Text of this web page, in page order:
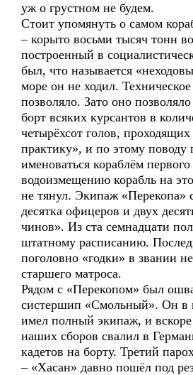
уж о грустном не будем.
Стоит упомянуть о самом
– корыто восьми тысяч тонн
построенный в
был, что называется
море он не ходил.
позволяло. Зато оно
борт всяких курсантов в
четырёхсот голов,
практику», и по этому поводу
именоваться кораблём
водоизмещению корабль на
не тянул. Экипаж «Перекопа»
десятка офицеров и двух
чинов». Из ста семнадцати
штатному расписанию.
поголовно «годки» в звании
старшего матроса.
Рядом с «Перекопом» был
систершип «Смольный». Он в
имел полный экипаж, и вскоре
наших сборов свалил в
кадетов на борту. Третий
– «Хасан» давно пошёл под